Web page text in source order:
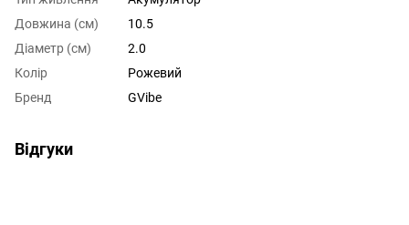
Довжина (см)
10.5
Діаметр (см)
2.0
Колір
Рожевий
Бренд
GVibe
Відгуки